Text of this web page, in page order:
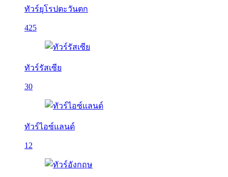
ทัวร์ยุโรปตะวันตก
425
ทัวร์รัสเซีย
30
ทัวร์ไอซ์แลนด์
12